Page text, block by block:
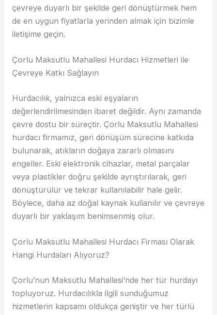
çevreye duyarlı bir şekilde geri dönüştürmek hem
de en uygun fiyatlarla yerinden almak için bizimle
iletişime geçin.
Çorlu Maksutlu Mahallesi Hurdacı Hizmetleri ile
Çevreye Katkı Sağlayın
Hurdacılık, yalnızca eski eşyaların
değerlendirilmesinden ibaret değildir. Aynı zamanda
çevre dostu bir süreçtir. Çorlu Maksutlu Mahallesi
hurdacı firmamız, geri dönüşüm sürecine katkıda
bulunarak, atıkların doğaya zararlı olmasını
engeller. Eski elektronik cihazlar, metal parçalar
veya plastikler doğru şekilde ayrıştırılarak, geri
dönüştürülür ve tekrar kullanılabilir hale gelir.
Böylece, daha az doğal kaynak kullanılır ve çevreye
duyarlı bir yaklaşım benimsenmiş olur.
Çorlu Maksutlu Mahallesi Hurdacı Firması Olarak
Hangi Hurdaları Alıyoruz?
Çorlu’nun Maksutlu Mahallesi’nde her tür hurdayı
topluyoruz. Hurdacılıkla ilgili sunduğumuz
hizmetlerin kapsamı oldukça geniştir ve her türlü